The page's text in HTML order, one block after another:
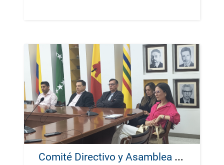
C
omité Directivo y Asamblea de Sociedad en Movimiento cierran el año con reconocimientos y una visión proyectada hacia 2030